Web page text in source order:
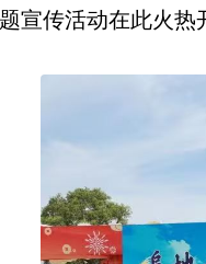
宣传活动在此火热